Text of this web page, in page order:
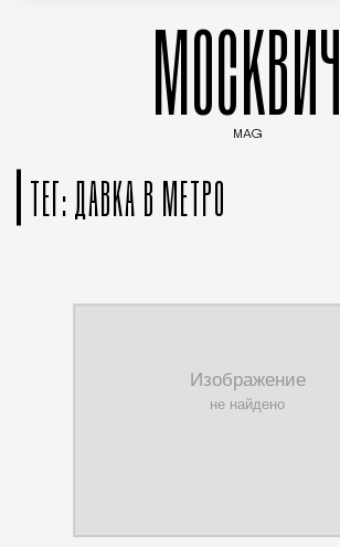
МОСКВИЧ
MAG
ТЕГ: ДАВКА В МЕТРО